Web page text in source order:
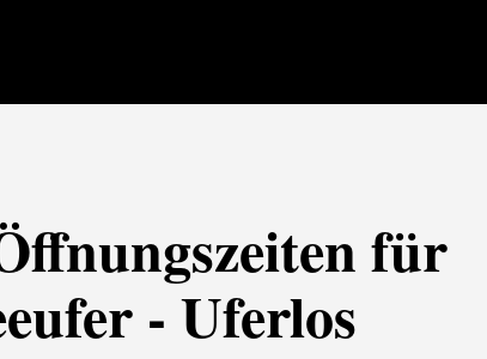
für
- Uferlos